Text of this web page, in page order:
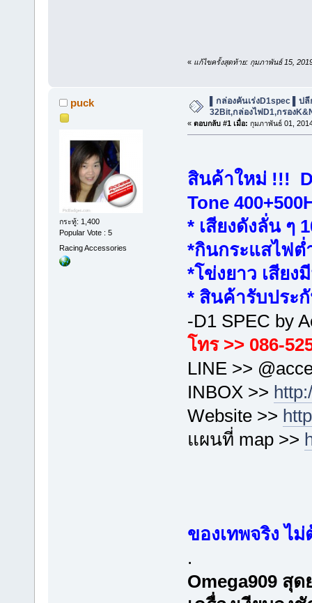
« แก้ไขครั้งสุดท้าย: กุมภาพันธ์ 15,
puck
กระทู้: 1,400
Popular Vote : 5
Racing Accessories
▌กล่องคันเร่งD1spec ▌ปลี
32Bit,กล่องไฟD1,กรอง
« ตอบกลับ #1 เมื่อ: กุมภาพันธ์ 01,
สินค้าใหม่ !!!
Tone
* เสียงดังลั่น ๆ
*กินกระแสไฟต่
*โข่งยาว เสีย
* สินค้ารับประ
-D1 SPEC by
โทร >> 086-
LINE >>
INBOX >>
Website >>
แผนที่ map >>
ของเทพจริง ไ
.
Omega909 สุ